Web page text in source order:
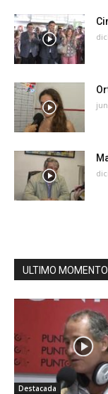
ULTIMO MOMENTO
Destacada